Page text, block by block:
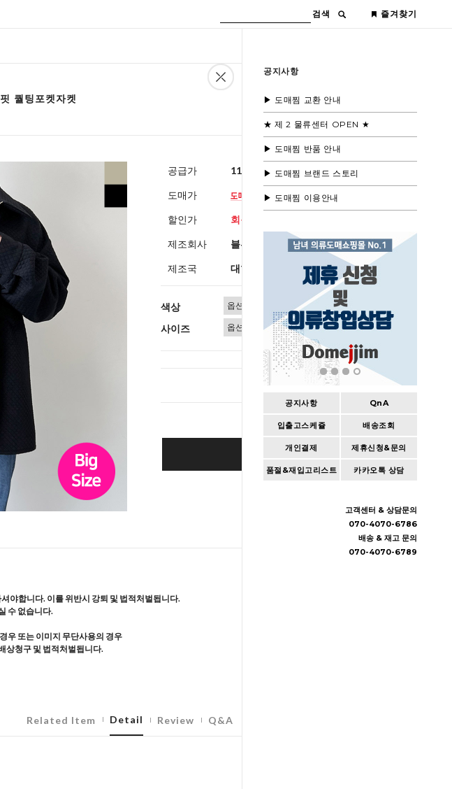
검색 즐겨찾기
공지사항
▶ 도매찜 교환 안내
★ 제 2 물류센터 OPEN ★
▶ 도매찜 반품 안내
▶ 도매찜 브랜드 스토리
▶ 도매찜 이용안내
공지사항 QnA
입출고스케쥴 배송조회
개인결제 제휴신청&문의
품절&재입고리스트 카카오톡 상담
고객센터 & 상담문의
070-4070-6786
배송 & 재고 문의
070-4070-6789
퀄팅포켓자켓
공급가 117,600원(부가세별도)
도매가
할인가 회원공개
제조회사 블루모드제휴사
제조국 대한민국
색상
사이즈
총 상품
BUY IT NOW
야합니다. 이를 위반시 강퇴 및 법적처벌됩니다.
수 없습니다.
우 또는 이미지 무단사용의 경우
상청구 및 법적처벌됩니다.
Related Item Detail Review Q&A